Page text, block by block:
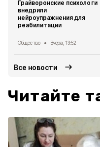
Грайворонские психологи
внедрили
нейроупражнения для
реабилитации
Общество Вчера, 13:52
Все новости
Читайте